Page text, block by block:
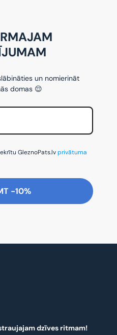
un nomierināt
domas 😌
GleznoPats.lvprivātuma
-10%
dzīves ritmam!